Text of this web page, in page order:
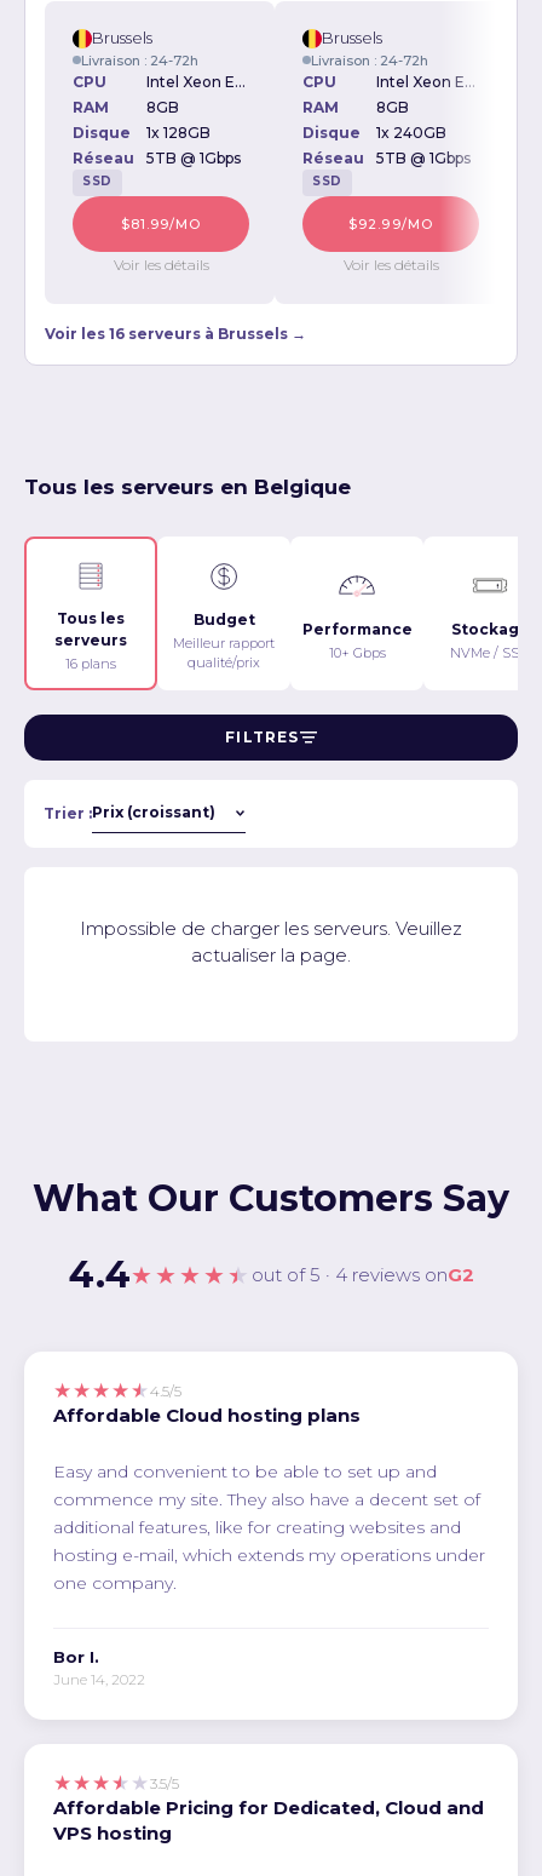
Brussels
Livraison : 24-72h
CPU
Intel Xeon E3-1230v2 3.30GHz
RAM
8GB
Disque
1x 128GB
Réseau
5TB @ 1Gbps
SSD
$81.99/MO
Voir les détails
Brussels
Livraison : 24-72h
CPU
Intel Xeon E-2234 3.6GHz
RAM
8GB
Disque
1x 240GB
Réseau
5TB @ 1Gbps
SSD
$92.99/MO
Voir les détails
Voir les 16 serveurs à Brussels →
Tous les serveurs en Belgique
Tous les
serveurs
16 plans
Budget
Meilleur rapport
qualité/prix
Performance
10+ Gbps
Stockage
NVMe / SSD
FILTRES
Trier :
Impossible de charger les serveurs. Veuillez
actualiser la page.
What Our Customers Say
4.4★★★★★ out of 5 · 4 reviews onG2
★★★★★ 4.5/5
Affordable Cloud hosting plans
Easy and convenient to be able to set up and
commence my site. They also have a decent set of
additional features, like for creating websites and
hosting e-mail, which extends my operations under
one company.
Bor I.
June 14, 2022
★★★★★ 3.5/5
Affordable Pricing for Dedicated, Cloud and
VPS hosting